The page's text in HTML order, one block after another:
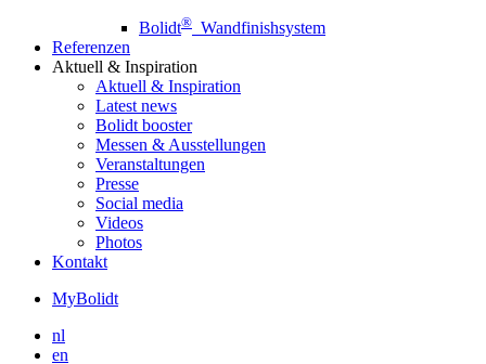
Bolidt® Wandfinishsystem
Referenzen
Aktuell & Inspiration
Aktuell & Inspiration
Latest news
Bolidt booster
Messen & Ausstellungen
Veranstaltungen
Presse
Social media
Videos
Photos
Kontakt
MyBolidt
nl
en